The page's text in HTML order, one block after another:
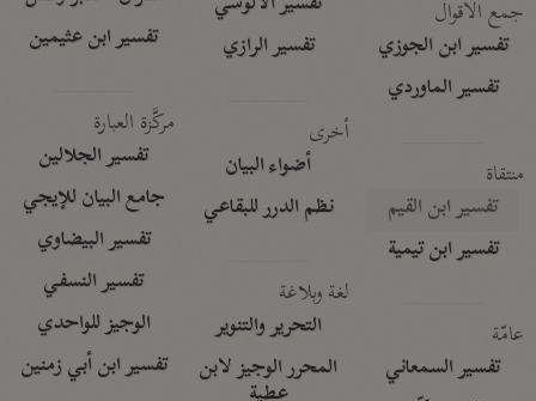
جمع الأقوال
تفسير ابن الجوزي
تفسير الماوردي
منتقاة
تفسير ابن القيم
تفسير ابن تيمية
عامّة
تفسير السمعاني
تفسير الرازي
أخرى
أضواء البيان
نظم الدرر للبقاعي
لغة وبلاغة
التحرير والتنوير
المحرر الوجيز لابن
تفسير ابن عثيمين
مركَّزة العبارة
تفسير الجلالين
جامع البيان للإيجي
تفسير البيضاوي
تفسير النسفي
الوجيز للواحدي
تفسير ابن أبي زمنين